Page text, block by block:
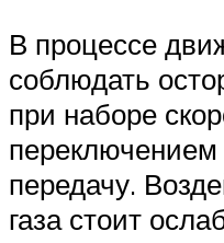
В процессе
соблюдать
при наборе
передачу.
газа стоит